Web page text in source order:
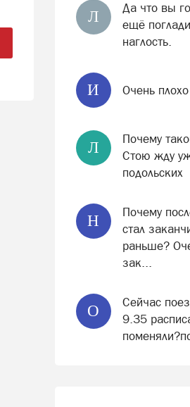
Л
Да что вы
ещё
наглость.
И Очень плохо
Л
Почему
Стою жду
подольских
Н
Почему
стал
раньше?
зак...
О
Сейчас
9.35